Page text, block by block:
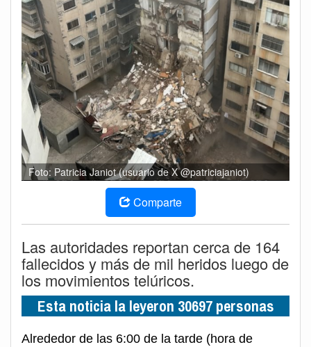
Foto: Patricia Janiot (usuario de X @patriciajaniot)
Comparte
Las autoridades reportan cerca de 164
fallecidos y más de mil heridos luego de
los movimientos telúricos.
Esta noticia la leyeron 30697 personas
Alrededor de las 6:00 de la tarde (hora de